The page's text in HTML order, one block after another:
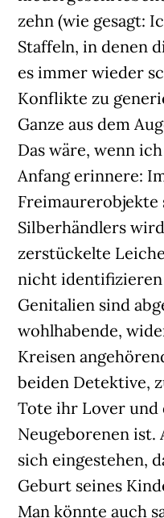
zehn (wie gesagt:
Staffeln, in denen
es immer wieder
Konflikte zu
Ganze aus dem
Das wäre, wenn
Anfang erinnere:
Freimaurerobjekte
Silberhändlers
zerstückelte
nicht identifizieren
Genitalien sind
wohlhabende,
Kreisen
beiden Detektive,
Tote ihr Lover
Neugeborenen ist.
sich eingestehen,
Geburt seines
Man könnte auch